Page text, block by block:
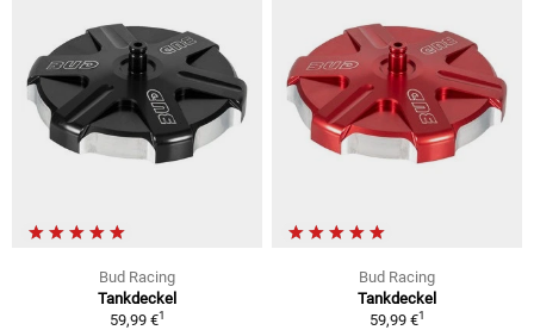
Bud Racing
Tankdeckel
59,99 €1
Bud Racing
Tankdeckel
59,99 €1